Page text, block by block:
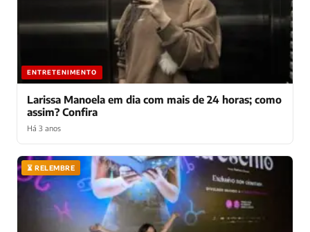
ENTRETENIMENTO
Larissa Manoela em dia com mais de 24 horas; como
assim? Confira
Há 3 anos
⏳ RELEMBRE